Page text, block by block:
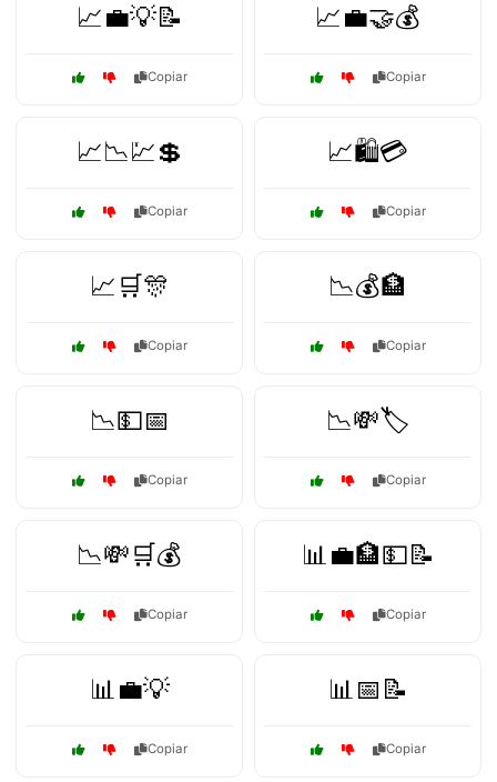
📈💼💡📝
Copiar
📈💼🤝💰
Copiar
📈📉💹💲
Copiar
📈🛍️💳
Copiar
📈🛒🎊
Copiar
📉💰🏦
Copiar
📉💵📅
Copiar
📉💸🏷️
Copiar
📉💸🛒💰
Copiar
📊💼🏦💵📝
Copiar
📊💼💡
Copiar
📊📅📝
Copiar